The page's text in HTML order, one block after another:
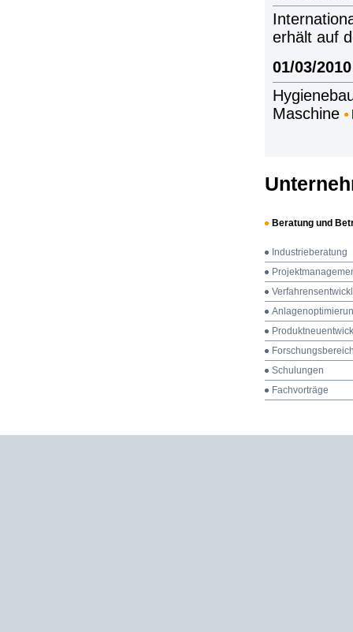
erhält auf
01/03/
Maschine
Beratung und
Industrieberatung
Schulungen
Fachvorträge